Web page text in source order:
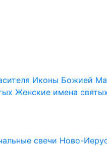
Иконы Божией
Женские имена
свечи Ново-